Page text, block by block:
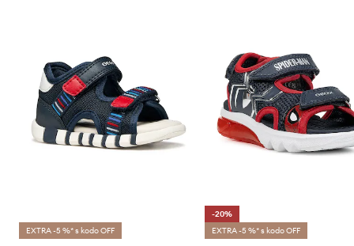
EXTRA -5 %* s kodo OFF
-20%
EXTRA -5 %* s kodo OFF